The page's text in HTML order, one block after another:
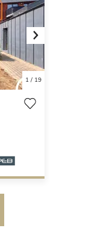
Next
1/ 19